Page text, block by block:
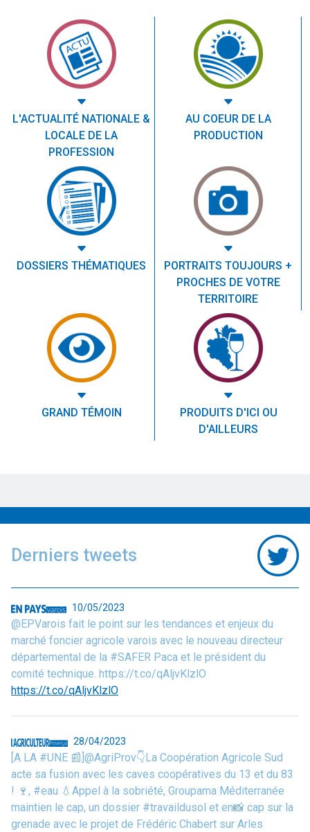
L'ACTUALITÉ NATIONALE &
LOCALE DE LA
PROFESSION
AU COEUR DE LA
PRODUCTION
DOSSIERS THÉMATIQUES
PORTRAITS TOUJOURS +
PROCHES DE VOTRE
TERRITOIRE
GRAND TÉMOIN
PRODUITS D'ICI OU
D'AILLEURS
Derniers tweets
10/05/2023
@EPVarois fait le point sur les tendances et enjeux du
marché foncier agricole varois avec le nouveau directeur
départemental de la #SAFER Paca et le président du
comité technique. https://t.co/qAljvKlzlO
https://t.co/qAljvKlzlO
28/04/2023
[A LA #UNE 📰]@AgriProv👇La Coopération Agricole Sud
acte sa fusion avec les caves coopératives du 13 et du 83
! 🍷, #eau 💧Appel à la sobriété, Groupama Méditerranée
maintien le cap, un dossier #travaildusol et en📸 cap sur la
grenade avec le projet de Frédéric Chabert sur Arles